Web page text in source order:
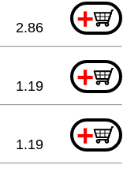
+
2.86
+
1.19
+
1.19